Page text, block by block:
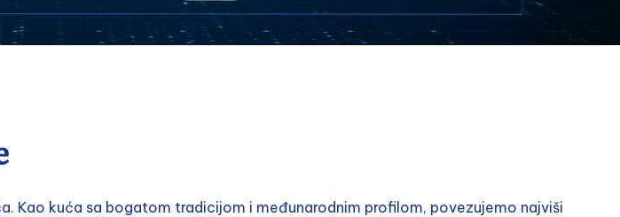
Kao kuća sa bogatom tradicijom i međunarodnim profilom, povezujemo najviši